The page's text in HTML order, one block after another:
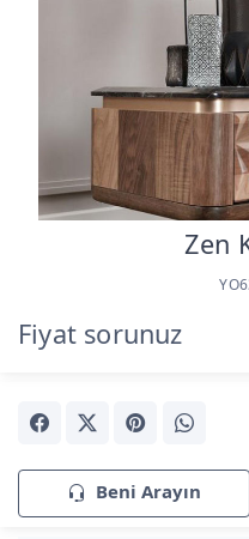
Zen
Fiyat sorunuz
Beni Arayın